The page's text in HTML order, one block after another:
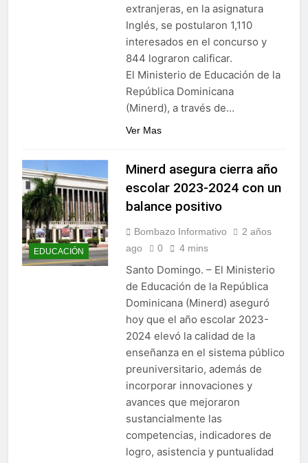
extranjeras, en la asignatura
Inglés, se postularon 1,110
interesados en el concurso y
844 lograron calificar.
El Ministerio de Educación de la
República Dominicana
(Minerd), a través de…
Ver Mas
EDUCACIÓN
Minerd asegura cierra año
escolar 2023-2024 con un
balance positivo
Bombazo Informativo
2 años
ago
0 4 mins
Santo Domingo. – El Ministerio
de Educación de la República
Dominicana (Minerd) aseguró
hoy que el año escolar 2023-
2024 elevó la calidad de la
enseñanza en el sistema público
preuniversitario, además de
incorporar innovaciones y
avances que mejoraron
sustancialmente las
competencias, indicadores de
logro, asistencia y puntualidad